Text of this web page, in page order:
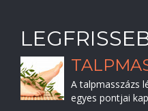
A talpmasszázs
egyes pontjai